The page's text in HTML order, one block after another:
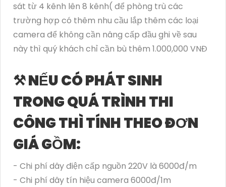
sát từ 4 kênh lên 8 kênh( để phòng trù các
trường hợp có thêm nhu cầu lắp thêm các loại
camera để không cần nâng cấp đầu ghi về sau
này thì quý khách chỉ cần bù thêm 1.000,000 VNĐ
⚒ NẾU CÓ PHÁT SINH
TRONG QUÁ TRÌNH THI
CÔNG THÌ TÍNH THEO ĐƠN
GIÁ GỒM:
- Chi phí dây điện cấp nguồn 220V là 6000đ/m
- Chi phí dây tín hiệu camera 6000đ/1m